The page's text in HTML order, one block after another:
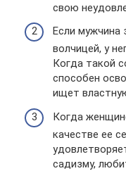
свою
Если мужчина
волчицей, у
Когда такой
способен
ищет
Когда
качестве ее
садизму,